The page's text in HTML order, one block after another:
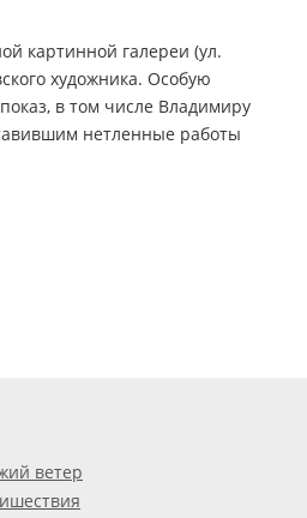
картинной галереи (ул.
художника. Особую
в том числе Владимиру
нетленные работы
ветер